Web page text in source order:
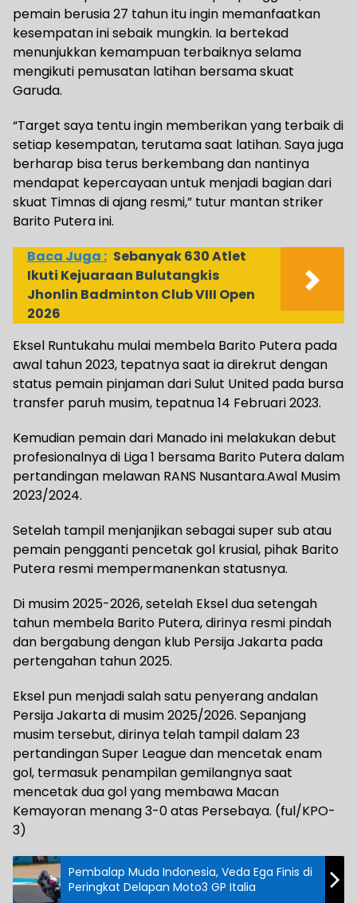
pemain berusia 27 tahun itu ingin memanfaatkan
kesempatan ini sebaik mungkin. Ia bertekad
menunjukkan kemampuan terbaiknya selama
mengikuti pemusatan latihan bersama skuat
Garuda.
“Target saya tentu ingin memberikan yang terbaik di
setiap kesempatan, terutama saat latihan. Saya juga
berharap bisa terus berkembang dan nantinya
mendapat kepercayaan untuk menjadi bagian dari
skuat Timnas di ajang resmi,” tutur mantan striker
Barito Putera ini.
Baca Juga : Sebanyak 630 Atlet
Ikuti Kejuaraan Bulutangkis
Jhonlin Badminton Club VIII Open
2026
Eksel Runtukahu mulai membela Barito Putera pada
awal tahun 2023, tepatnya saat ia direkrut dengan
status pemain pinjaman dari Sulut United pada bursa
transfer paruh musim, tepatnua 14 Februari 2023.
Kemudian pemain dari Manado ini melakukan debut
profesionalnya di Liga 1 bersama Barito Putera dalam
pertandingan melawan RANS Nusantara.Awal Musim
2023/2024.
Setelah tampil menjanjikan sebagai super sub atau
pemain pengganti pencetak gol krusial, pihak Barito
Putera resmi mempermanenkan statusnya.
Di musim 2025-2026, setelah Eksel dua setengah
tahun membela Barito Putera, dirinya resmi pindah
dan bergabung dengan klub Persija Jakarta pada
pertengahan tahun 2025.
Eksel pun menjadi salah satu penyerang andalan
Persija Jakarta di musim 2025/2026. Sepanjang
musim tersebut, dirinya telah tampil dalam 23
pertandingan Super League dan mencetak enam
gol, termasuk penampilan gemilangnya saat
mencetak dua gol yang membawa Macan
Kemayoran menang 3-0 atas Persebaya. (ful/KPO-
3)
Pembalap Muda Indonesia, Veda Ega Finis di
Peringkat Delapan Moto3 GP Italia